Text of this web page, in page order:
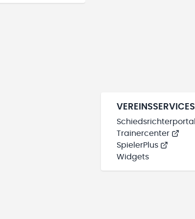
VEREINSSERVICES
Schiedsrichterportal
Trainercenter
SpielerPlus
Widgets